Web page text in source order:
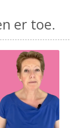
er toe.